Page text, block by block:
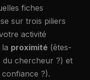
fiches
sur trois piliers
activité
proximité (êtes-
du chercheur ?) et
?).